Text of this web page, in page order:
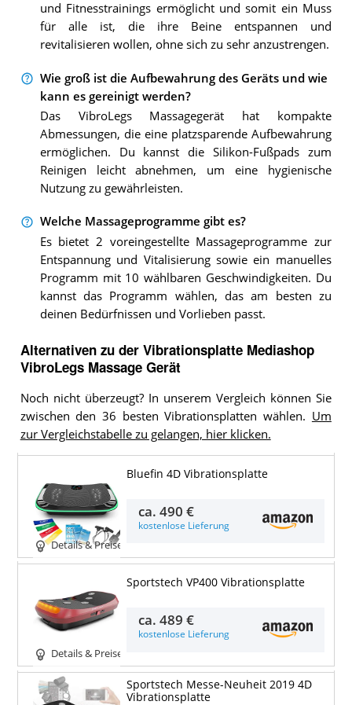
und Fitnesstrainings ermöglicht und somit ein Muss
für alle ist, die ihre Beine entspannen und
revitalisieren wollen, ohne sich zu sehr anzustrengen.
Wie groß ist die Aufbewahrung des Geräts und wie
kann es gereinigt werden?
Das VibroLegs Massagegerät hat kompakte
Abmessungen, die eine platzsparende Aufbewahrung
ermöglichen. Du kannst die Silikon-Fußpads zum
Reinigen leicht abnehmen, um eine hygienische
Nutzung zu gewährleisten.
Welche Massageprogramme gibt es?
Es bietet 2 voreingestellte Massageprogramme zur
Entspannung und Vitalisierung sowie ein manuelles
Programm mit 10 wählbaren Geschwindigkeiten. Du
kannst das Programm wählen, das am besten zu
deinen Bedürfnissen und Vorlieben passt.
Alternativen zu der Vibrationsplatte Mediashop
VibroLegs Massage Gerät
Noch nicht überzeugt? In unserem Vergleich können Sie
zwischen den 36 besten Vibrationsplatten wählen. Um
zur Vergleichstabelle zu gelangen, hier klicken.
Details & Preise
Bluefin 4D Vibrationsplatte
ca.490 €
kostenlose Lieferung
Details & Preise
Sportstech VP400 Vibrationsplatte
ca.489 €
kostenlose Lieferung
Sportstech Messe-Neuheit 2019 4D
Vibrationsplatte